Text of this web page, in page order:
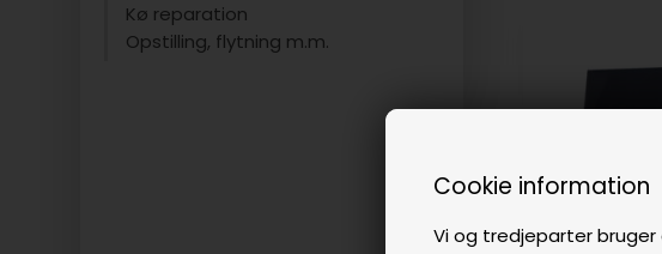
Cookie information
Vi og tredjeparter
Kø reparation
Opstilling, flytning m.m.